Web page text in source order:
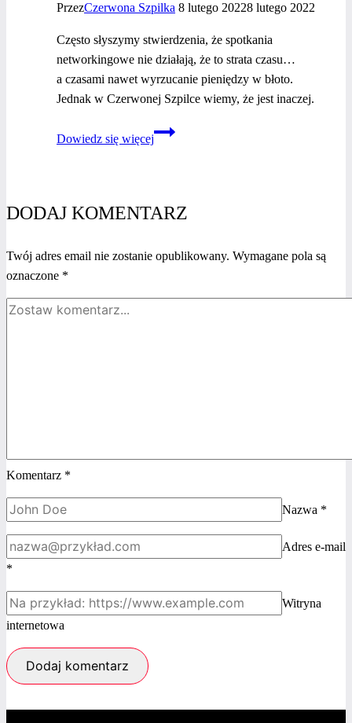
PrzezCzerwona Szpilka 8 lutego 20228 lutego 2022
Często słyszymy stwierdzenia, że spotkania
networkingowe nie działają, że to strata czasu…
a czasami nawet wyrzucanie pieniędzy w błoto.
Jednak w Czerwonej Szpilce wiemy, że jest inaczej.
Dowiedz się więcej
Spotkania
działają?
DODAJ KOMENTARZ
Twój adres email nie zostanie opublikowany. Wymagane pola są
oznaczone *
Komentarz *
Nazwa *
Adres e-mail
*
Witryna
internetowa